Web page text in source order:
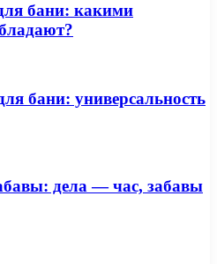
бани: какими
бани: универсальность
дела — час, забавы